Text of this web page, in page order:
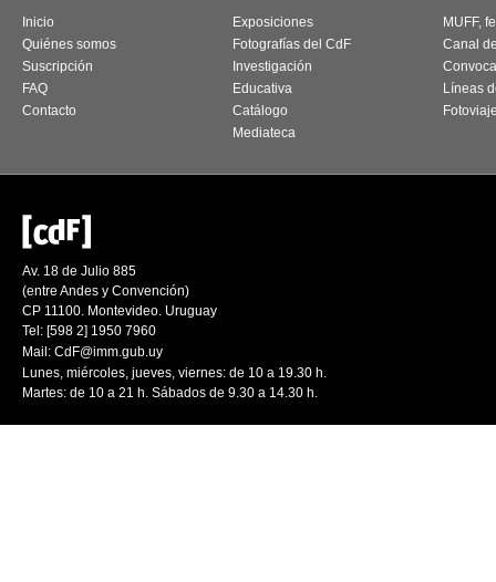
Inicio
Quiénes somos
Suscripción
FAQ
Contacto
Exposiciones
Fotografías del CdF
Investigación
Educativa
Catálogo
Mediateca
MUFF,
Canal
Líneas
Av. 18 de Julio 885
(entre Andes y Convención)
CP 11100. Montevideo. Uruguay
Tel: [598 2] 1950 7960
Mail: CdF@imm.gub.uy
Lunes, miércoles, jueves, viernes: de 10 a 19.30 h.
Martes: de 10 a 21 h. Sábados de 9.30 a 14.30 h.